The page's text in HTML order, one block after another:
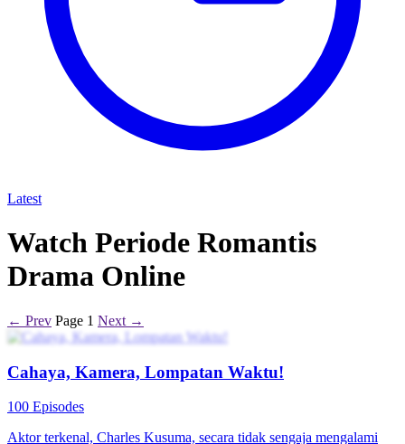
Latest
Watch Periode Romantis
Drama Online
← Prev Page 1 Next →
Cahaya, Kamera, Lompatan Waktu!
100 Episodes
Aktor terkenal, Charles Kusuma, secara tidak sengaja mengalami